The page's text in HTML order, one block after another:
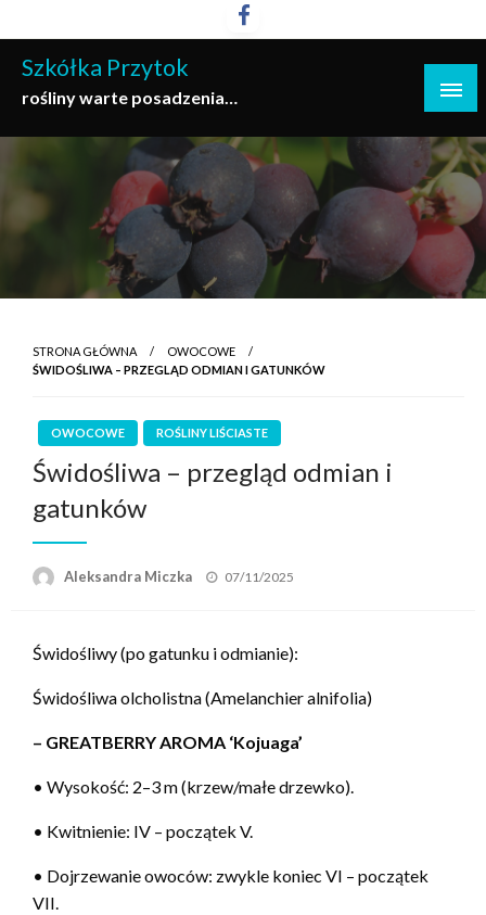
do
treściSzkółka Przytok
rośliny warte posadzenia…
STRONA GŁÓWNA
OWOCOWE
ŚWIDOŚLIWA – PRZEGLĄD ODMIAN I GATUNKÓW
OWOCOWE ROŚLINY LIŚCIASTE
Świdośliwa – przegląd odmian i
gatunków
Aleksandra Miczka
Opublikowane
07/11/2025
Świdośliwy (po gatunku i odmianie):
Świdośliwa olcholistna (Amelanchier alnifolia)
– GREATBERRY AROMA ‘Kojuaga’
• Wysokość: 2–3 m (krzew/małe drzewko).
• Kwitnienie: IV – początek V.
• Dojrzewanie owoców: zwykle koniec VI – początek
VII.